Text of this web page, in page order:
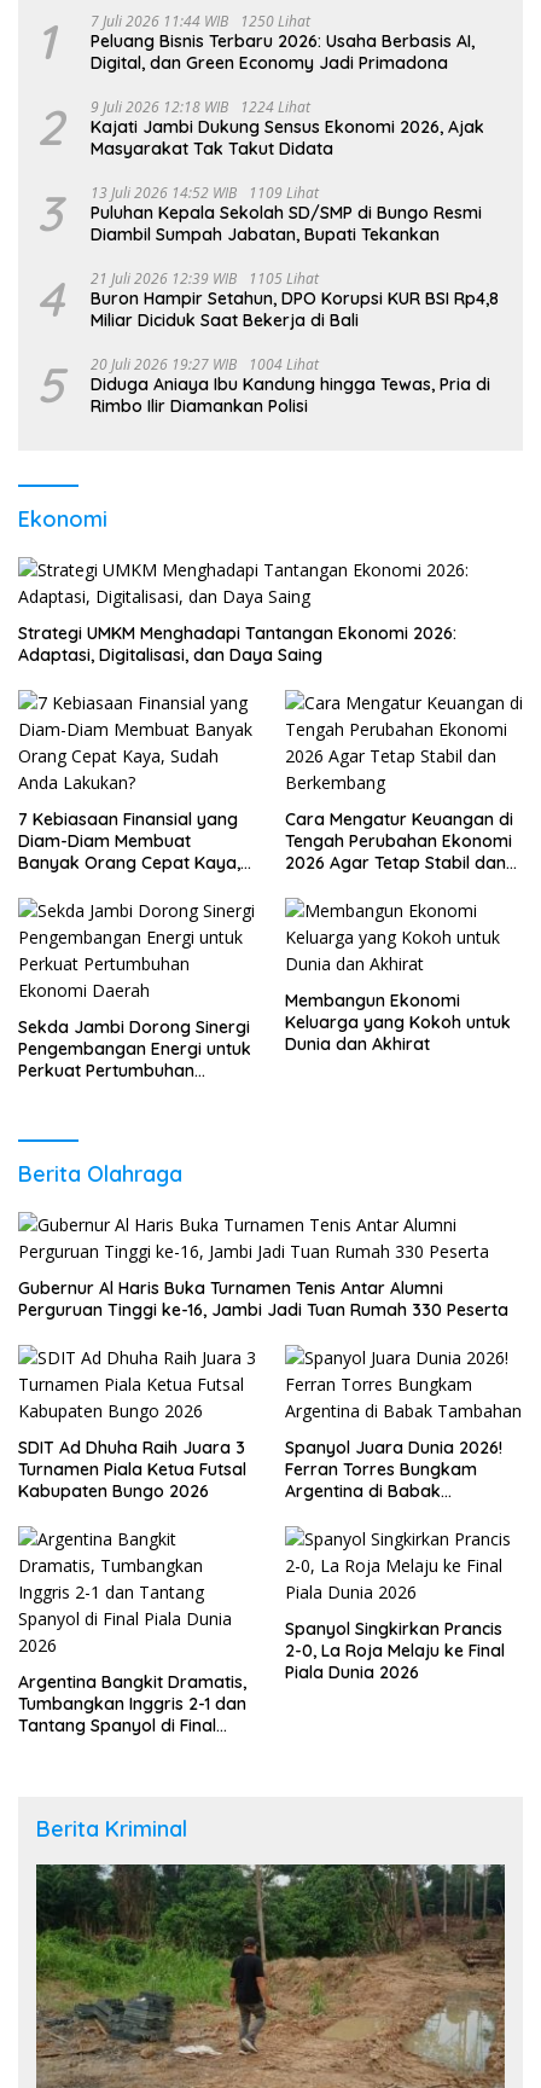
1 7 Juli 2026 11:44 WIB 1250 Lihat
Peluang Bisnis Terbaru 2026: Usaha Berbasis AI,
Digital, dan Green Economy Jadi Primadona
2 9 Juli 2026 12:18 WIB 1224 Lihat
Kajati Jambi Dukung Sensus Ekonomi 2026, Ajak
Masyarakat Tak Takut Didata
3 13 Juli 2026 14:52 WIB 1109 Lihat
Puluhan Kepala Sekolah SD/SMP di Bungo Resmi
Diambil Sumpah Jabatan, Bupati Tekankan
4 21 Juli 2026 12:39 WIB 1105 Lihat
Buron Hampir Setahun, DPO Korupsi KUR BSI Rp4,8
Miliar Diciduk Saat Bekerja di Bali
5 20 Juli 2026 19:27 WIB 1004 Lihat
Diduga Aniaya Ibu Kandung hingga Tewas, Pria di
Rimbo Ilir Diamankan Polisi
Ekonomi
Strategi UMKM Menghadapi Tantangan Ekonomi 2026:
Adaptasi, Digitalisasi, dan Daya Saing
7 Kebiasaan Finansial yang
Diam-Diam Membuat
Banyak Orang Cepat Kaya,
Cara Mengatur Keuangan di
Tengah Perubahan Ekonomi
2026 Agar Tetap Stabil dan
Sekda Jambi Dorong Sinergi
Pengembangan Energi untuk
Perkuat Pertumbuhan
Membangun Ekonomi
Keluarga yang Kokoh untuk
Dunia dan Akhirat
Berita Olahraga
Gubernur Al Haris Buka Turnamen Tenis Antar Alumni
Perguruan Tinggi ke-16, Jambi Jadi Tuan Rumah 330 Peserta
SDIT Ad Dhuha Raih Juara 3
Turnamen Piala Ketua Futsal
Kabupaten Bungo 2026
Spanyol Juara Dunia 2026!
Ferran Torres Bungkam
Argentina di Babak
Argentina Bangkit Dramatis,
Tumbangkan Inggris 2-1 dan
Tantang Spanyol di Final
Spanyol Singkirkan Prancis
2-0, La Roja Melaju ke Final
Piala Dunia 2026
Berita Kriminal